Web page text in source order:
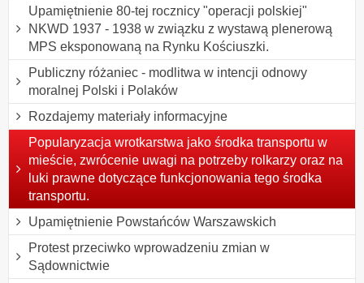
Upamiętnienie 80-tej rocznicy "operacji polskiej"
NKWD 1937 - 1938 w związku z wystawą plenerową
MPS eksponowaną na Rynku Kościuszki.
Publiczny różaniec - modlitwa w intencji odnowy
moralnej Polski i Polaków
Rozdajemy materiały informacyjne
Popularyzacja wrotkarstwa jako środka transportu w
mieście, zwrócenie uwagi na potrzeby rolkarzy oraz na
luki prawne dotyczące funkcjonowania tego środka
transportu.
Upamiętnienie Powstańców Warszawskich
Protest przeciwko wprowadzeniu zmian w
Sądownictwie